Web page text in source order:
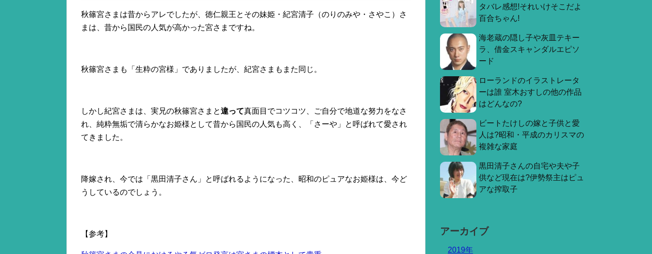
秋篠宮さまは昔からアレでしたが、徳仁親王とその妹姫・紀宮清子（のりのみや・さやこ）さ
まは、昔から国民の人気が高かった宮さまですね。
秋篠宮さまも「生粋の宮様」でありましたが、紀宮さまもまた同じ。
しかし紀宮さまは、実兄の秋篠宮さまと違って真面目でコツコツ、ご自分で地道な努力をなさ
れ、純粋無垢で清らかなお姫様として昔から国民の人気も高く、「さーや」と呼ばれて愛され
てきました。
降嫁され、今では「黒田清子さん」と呼ばれるようになった、昭和のピュアなお姫様は、今ど
うしているのでしょう。
【参考】
タバレ感想!それいけそこだよ
百合ちゃん!
海老蔵の隠し子や灰皿テキー
ラ、借金スキャンダルエピソ
ード
ローランドのイラストレータ
ーは誰 室木おすしの他の作品
はどんなの?
ビートたけしの嫁と子供と愛
人は?昭和・平成のカリスマの
複雑な家庭
黒田清子さんの自宅や夫や子
供など現在は?伊勢祭主はピュ
アな搾取子
アーカイブ
2019年